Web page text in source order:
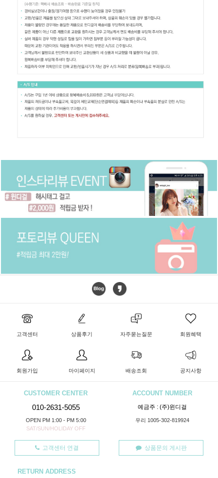
고객센터 상품후기 자주묻는질문 회원혜택
회원가입 마이페이지 배송조회 공지사항
CUSTOMER CENTER
010-2631-5055
OPEN PM 1:00 - PM 5:00
SAT/SUN/HOLIDAY OFF
ACCOUNT NUMBER
예금주 : (주)윈디걸
우리 1005-302-819924
고객센터 연결 상품문의 게시판
RETURN ADDRESS